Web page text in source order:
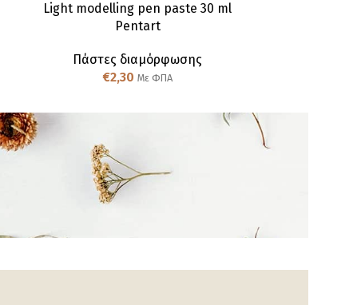
Light modelling pen paste 30 ml
Pentart
Πάστες διαμόρφωσης
€2,30 Με ΦΠΑ